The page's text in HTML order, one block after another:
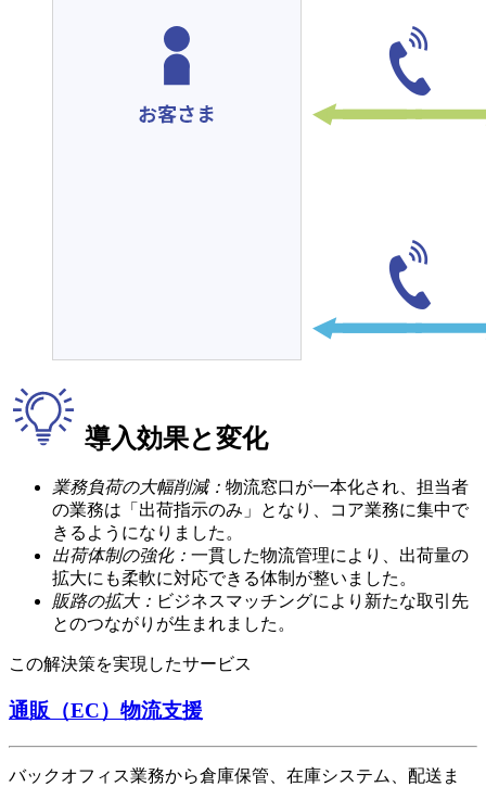
導入効果と変化
業務負荷の大幅削減： 物流窓口が一本化され、担当者
の業務は「出荷指示のみ」となり、コア業務に集中で
きるようになりました。
出荷体制の強化： 一貫した物流管理により、出荷量の
拡大にも柔軟に対応できる体制が整いました。
販路の拡大： ビジネスマッチングにより新たな取引先
とのつながりが生まれました。
この解決策を実現したサービス
通販（EC）物流支援
バックオフィス業務から倉庫保管、在庫システム、配送ま